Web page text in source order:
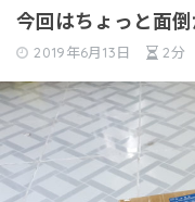
今回はちょっと面
2019年6月13日 2分